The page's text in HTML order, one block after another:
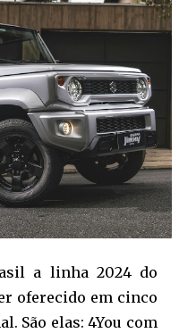
a linha 2024 do
oferecido em cinco
São elas: 4You com